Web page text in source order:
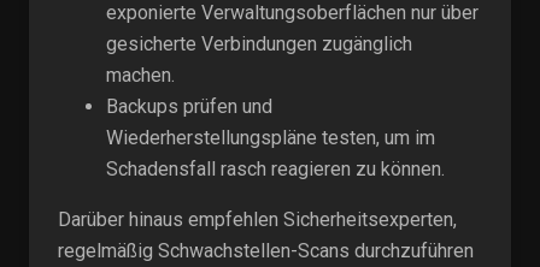
exponierte Verwaltungsoberflächen nur über
gesicherte Verbindungen zugänglich
machen.
Backups prüfen und
Wiederherstellungspläne testen, um im
Schadensfall rasch reagieren zu können.
Darüber hinaus empfehlen Sicherheitsexperten,
regelmäßig Schwachstellen-Scans durchzuführen